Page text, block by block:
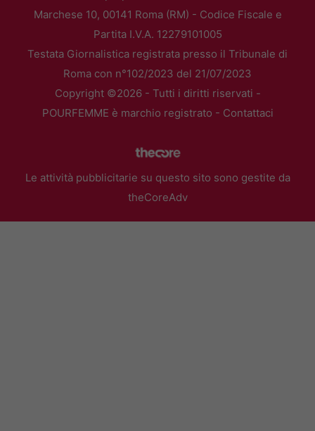
Marchese 10, 00141 Roma (RM) - Codice Fiscale e
Partita I.V.A. 12279101005
Testata Giornalistica registrata presso il Tribunale di
Roma con n°102/2023 del 21/07/2023
Copyright ©2026 - Tutti i diritti riservati -
POURFEMME è marchio registrato - Contattaci
Le attività pubblicitarie su questo sito sono gestite da
theCoreAdv